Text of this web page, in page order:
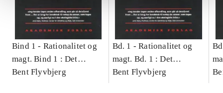
Bind 1 - Rationalitet og
magt. Bind 1 : Det
konkretes videnskab
Bent Flyvbjerg
Bd. 1 -Rationalitet og
magt. Bd. 1 : Det
konkretes videnskab
Bent Flyvbjerg